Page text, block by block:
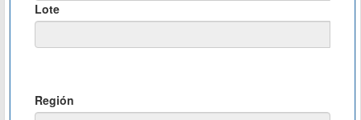
Lote
Región